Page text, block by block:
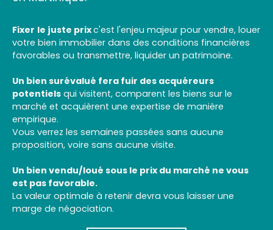
Fixer le juste prixc'est l'enjeu majeur pour vendre, louer
votre bien immobilier dans des conditions financières
favorables ou transmettre, liquider un patrimoine.
Un bien surévalué fera fuir des acquéreurs
potentiels qui visitent, comparent les biens sur le
marché et acquièrent une expertise de manière
empirique.
Vous verrez les semaines passées sans aucune
proposition, voire sans aucune visite.
Un bien vendu/loué sous le prix du marché ne vous
est pas favorable.
La valeur optimale à retenir devra vous laisser une
marge de négociation.